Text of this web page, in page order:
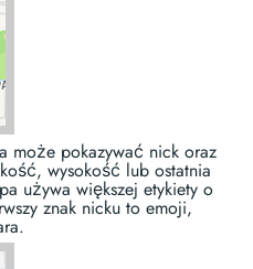
może pokazywać nick oraz
wysokość lub ostatnia
używa większej etykiety o
znak nicku to emoji,